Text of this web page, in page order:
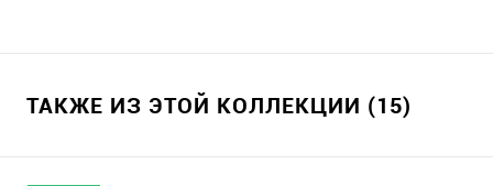
ТАКЖЕ ИЗ ЭТОЙ КОЛЛЕКЦИИ (15)